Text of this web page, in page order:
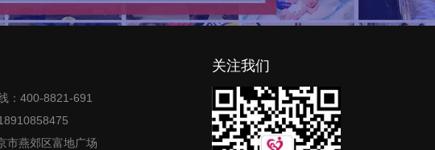
：400-8821-691
市燕郊区富地广场
关注我们